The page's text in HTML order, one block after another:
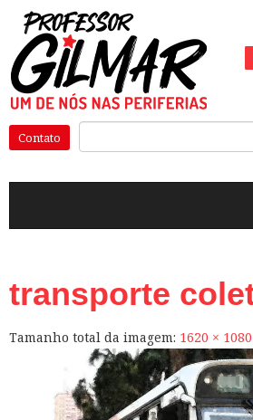
Pular
para
o
conteúdo
Contato
transporte
Tamanho total da imagem: 1620 × 1080